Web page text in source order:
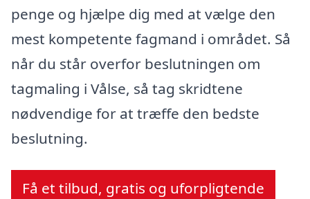
penge og hjælpe dig med at vælge den
mest kompetente fagmand i området. Så
når du står overfor beslutningen om
tagmaling i Vålse, så tag skridtene
nødvendige for at træffe den bedste
beslutning.
Få et tilbud, gratis og uforpligtende